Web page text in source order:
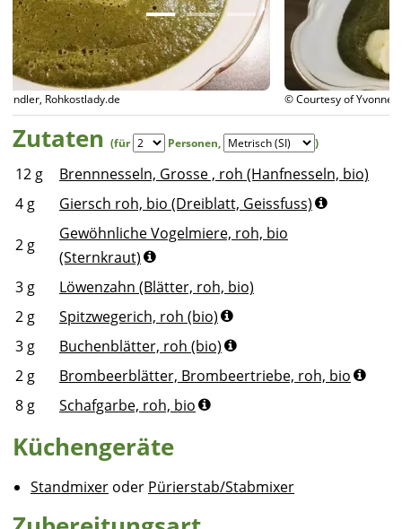
© Courtesy of Yvonne Zindler, Rohkostlady.de
Zutaten (für Personen, )
12 g
Brennnesseln, Grosse , roh (Hanfnesseln, bio)
4 g Giersch roh, bio (Dreiblatt, Geissfuss)
2 g
Gewöhnliche Vogelmiere, roh, bio
(Sternkraut)
3 g
Löwenzahn (Blätter, roh, bio)
2 g
Spitzwegerich, roh (bio)
3 g
Buchenblätter, roh (bio)
2 g
Brombeerblätter, Brombeertriebe, roh, bio
8 g Schafgarbe, roh, bio
Küchengeräte
Standmixer oder Pürierstab/Stabmixer